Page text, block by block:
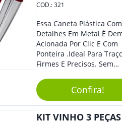
Durabilidade: Sua
Longa Vida Útil, Evitando
Quebra Ou Danos. -
Precisa: A Ponta Fina
Uma Escrita Uniforme E
Legível Em Diversos Tipos
Anotações: Ideal Para
Anotações Rápidas
Reuniões, Aulas Ou Para
Organização Do Dia A
COD.:321
Essa Caneta Plástica Com
Detalhes Em Metal É
Acionada Por Clic E Com
Ponteira .Ideal Para
Firmes E Precisos. Sem
Brinde Para Representar
Marca.
Confira!
KIT VINHO 3